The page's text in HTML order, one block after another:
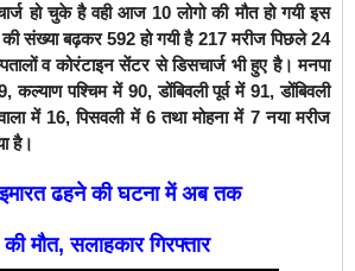
हो चुके है वही आज 10 लोगो की मौत हो गयी इस
संख्या बढ़कर 592 हो गयी है 217 मरीज पिछले 24
व कोरंटाइन सेंटर से डिसचार्ज भी हुए है।मनपा
कल्याण पश्चिम में 90, डोंबिवली पूर्व में 91, डोंबिवली
में 16, पिसवली में 6 तथा मोहना में 7 नया मरीज
है।
ढहने की घटना में अब तक
मौत, सलाहकार गिरफ्तार